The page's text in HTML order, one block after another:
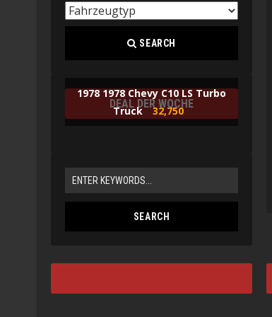
SEARCH
DEAL DER WOCHE
1978 1978 Chevy C10 LS Turbo
Truck 32,750